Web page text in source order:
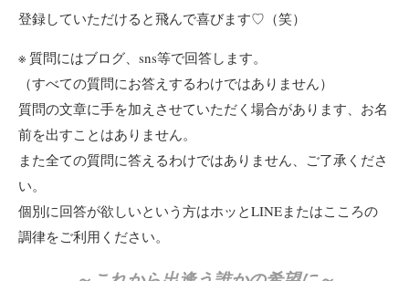
登録していただけると飛んで喜びます♡（笑）
※ 質問にはブログ、sns等で回答します。
（すべての質問にお答えするわけではありません）
質問の文章に手を加えさせていただく場合があります、お名
前を出すことはありません。
また全ての質問に答えるわけではありません、ご了承くださ
い。
個別に回答が欲しいという方はホッとLINEまたはこころの
調律をご利用ください。